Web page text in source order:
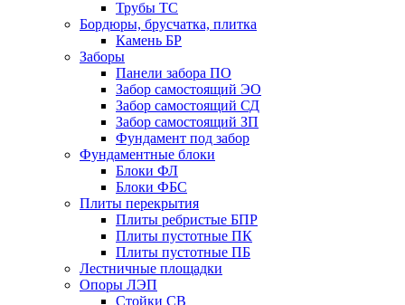
Трубы ТС
Бордюры, брусчатка, плитка
Камень БР
Заборы
Панели забора ПО
Забор самостоящий ЭО
Забор самостоящий СД
Забор самостоящий ЗП
Фyндамент под забор
Фундаментные блоки
Блоки ФЛ
Блоки ФБС
Плиты перекрытия
Плиты ребристые БПР
Плиты пустотные ПК
Плиты пустотные ПБ
Лестничные площадки
Опоры ЛЭП
Стойки СВ